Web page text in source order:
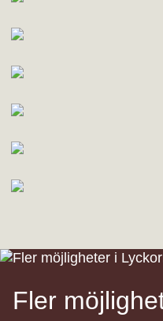
Fler